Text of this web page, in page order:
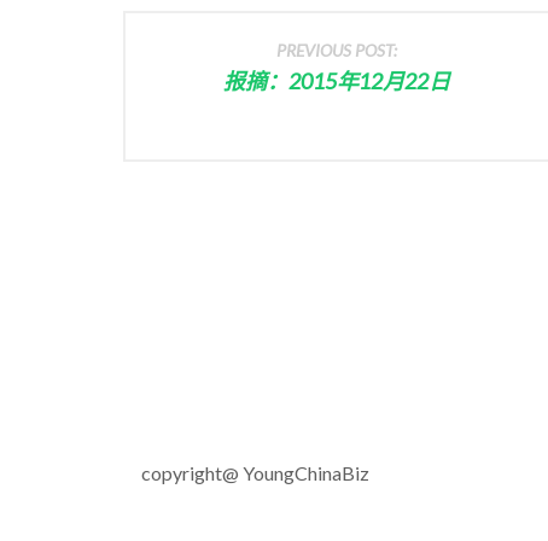
PREVIOUS POST:
报摘：2015年12月22日
copyright@ YoungChinaBiz